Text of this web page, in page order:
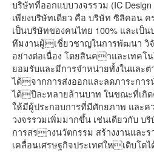
บริษัทที่ออกแบบวงจรรวม (IC
เพียงบริษัทเดียว คือ บริษัท ซิลิคอน
เป็นบริษัทของคนไทย 100% และเป็
ทีมงานผู้เชี่ยวชาญในการพัฒนา วิ
อย่างต่อเนื่อง โดยสินคาและเทค
ยอมรับและมีการจำหน่ายทั้งในและต่
ได้จากการส่งออกและลดภาระการ
ได้ปีละหลายล้านบาท ในขณะที่เกิด
ให้มีผู้ประกอบการที่มีศักยภาพ และค
วงจรรวมเพิ่มมากขึ้น เช่นเดียวกับ
การสรางนวัตกรรม สร้างงานและ
เคลื่อนเศรษฐกิจประเทศใหเติบโ